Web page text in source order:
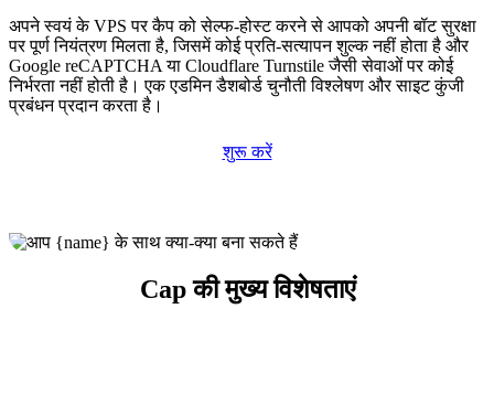
अपने स्वयं के VPS पर कैप को सेल्फ-होस्ट करने से आपको अपनी बॉट सुरक्षा
पर पूर्ण नियंत्रण मिलता है, जिसमें कोई प्रति-सत्यापन शुल्क नहीं होता है और
Google reCAPTCHA या Cloudflare Turnstile जैसी सेवाओं पर कोई
निर्भरता नहीं होती है। एक एडमिन डैशबोर्ड चुनौती विश्लेषण और साइट कुंजी
प्रबंधन प्रदान करता है।
शुरू करें
Cap की मुख्य विशेषताएं